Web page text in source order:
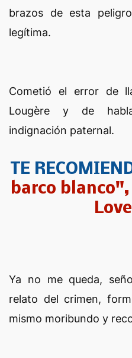
brazos de esta
legítima.
Cometió el error de
Lougère y de
indignación paternal.
TE
barco
Ya no me queda,
relato del crimen,
mismo moribundo y